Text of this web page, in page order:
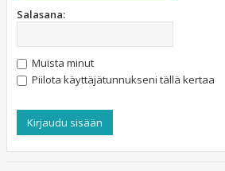
Salasana:
Muista minut
Piilota käyttäjätunnukseni tällä kertaa